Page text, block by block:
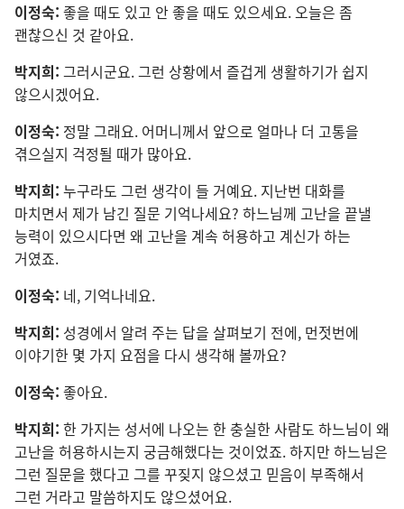
이정숙: 좋을 때도 있고 안 좋을 때도 있으세요. 오늘은 좀
괜찮으신 것 같아요.
박지희: 그러시군요. 그런 상황에서 즐겁게 생활하기가 쉽지
않으시겠어요.
이정숙: 정말 그래요. 어머니께서 앞으로 얼마나 더 고통을
겪으실지 걱정될 때가 많아요.
박지희: 누구라도 그런 생각이 들 거예요. 지난번 대화를
마치면서 제가 남긴 질문 기억나세요? 하느님께 고난을 끝낼
능력이 있으시다면 왜 고난을 계속 허용하고 계신가 하는
거였죠.
이정숙: 네, 기억나네요.
박지희: 성경에서 알려 주는 답을 살펴보기 전에, 먼젓번에
이야기한 몇 가지 요점을 다시 생각해 볼까요?
이정숙: 좋아요.
박지희: 한 가지는 성서에 나오는 한 충실한 사람도 하느님이 왜
고난을 허용하시는지 궁금해했다는 것이었죠. 하지만 하느님은
그런 질문을 했다고 그를 꾸짖지 않으셨고 믿음이 부족해서
그런 거라고 말씀하지도 않으셨어요.